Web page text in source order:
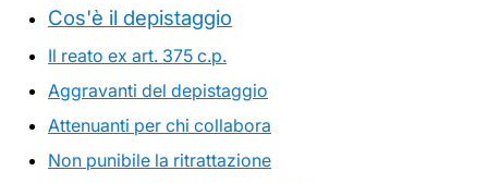
Cos'è il depistaggio
Il reato ex art. 375 c.p.
Aggravanti del depistaggio
Attenuanti per chi collabora
Non punibile la ritrattazione